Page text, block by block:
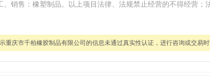
、销售：橡塑制品。以上项目法律、法规禁止经营的不得经营
重庆市千柏橡胶制品有限公司的信息未通过真实性认证，进行咨询或交易